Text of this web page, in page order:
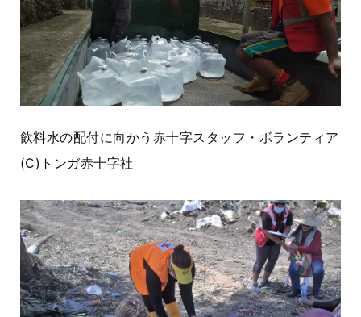
飲料水の配付に向かう赤十字スタッフ・ボランティア
(C) トンガ赤十字社